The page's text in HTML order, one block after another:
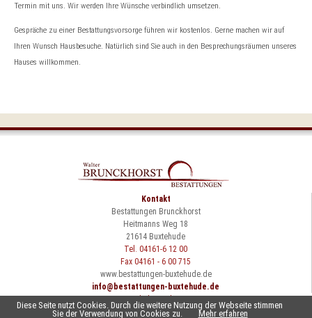
Termin mit uns. Wir werden Ihre Wünsche verbindlich umsetzen.
Gespräche zu einer Bestattungsvorsorge führen wir kostenlos. Gerne machen wir auf
Ihren Wunsch Hausbesuche. Natürlich sind Sie auch in den Besprechungsräumen unseres
Hauses willkommen.
Kontakt
Bestattungen Brunckhorst
Heitmanns Weg 18
21614 Buxtehude
Tel. 04161-6 12 00
Fax 04161 - 6 00 715
www.bestattungen-buxtehude.de
info@bestattungen-buxtehude.de
Urheberrechte
© 2026 Copyright
Diese Seite nutzt Cookies. Durch die weitere Nutzung der Webseite stimmen
Sie der Verwendung von Cookies zu.
Mehr erfahren